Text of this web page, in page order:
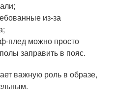
из-за
плед можно просто
заправить в пояс.
важную роль в образе,